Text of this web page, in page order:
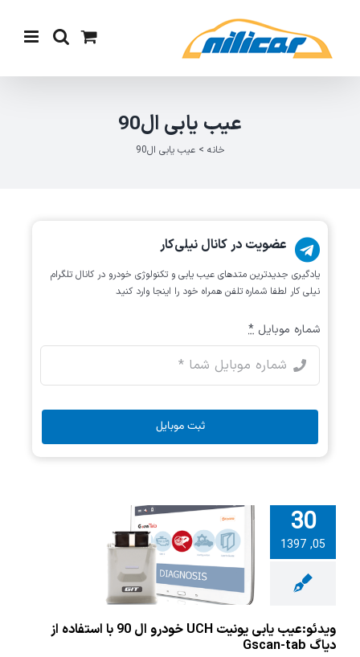
content
عیب یابی ال90
خانه >عیب یابی ال90
30
05, 1397
یابی
یونیت UCH خودرو
ال 90 با استفاده از
ویدئو:عیب یابی یونیت UCH خودرو ال 90 با استفاده از
دیاگ Gscan-tab
عضویت در کانال نیلی‌کار
یادگیری جدیدترین متد‌های عیب یابی‌ و تکنولوژی خودرو در کانال تلگرام
نیلی کار لطفا شماره تلفن همراه خود را اینجا وارد کنید
شماره موبایل *
ثبت موبایل